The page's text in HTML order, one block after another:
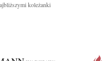
koleżanki